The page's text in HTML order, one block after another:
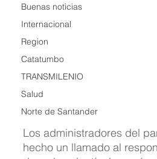
Buenas noticias
Internacional
Region
Catatumbo
TRANSMILENIO
Salud
Norte de Santander
Los administradores del
hecho un llamado al